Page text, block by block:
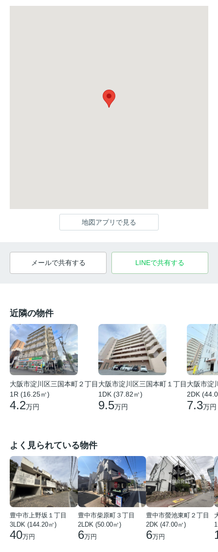
地図アプリで見る
メールで共有する LINEで共有する
近隣の物件
大阪市淀川区三国本町２丁目
1R (16.25㎡)
4.2万円
大阪市淀川区三国本町１丁目
1DK (37.82㎡)
9.5万円
大阪市淀
2DK
7.3万円
よく見られている物件
豊中市上野坂１丁目
3LDK (144.20㎡)
40万円
豊中市柴原町３丁目
2LDK (50.00㎡)
6万円
豊中市螢池東町２丁目
2DK (47.00㎡)
6万円